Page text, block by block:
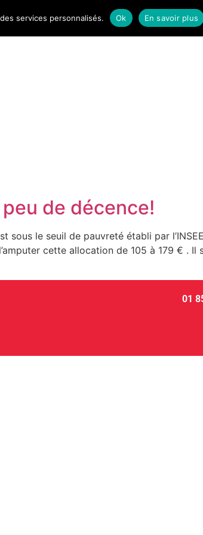
Consomag Revue familles laïques
de décence!
sous le seuil de pauvreté établi par
cette allocation de 105 à 179 € . Il
01
services personnalisés. Ok En savoir plus